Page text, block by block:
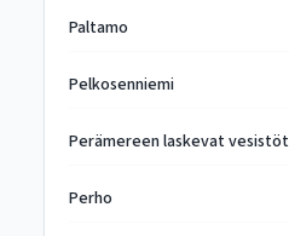
Paltamo
Pelkosenniemi
Perämereen laskevat vesistöt
Perho